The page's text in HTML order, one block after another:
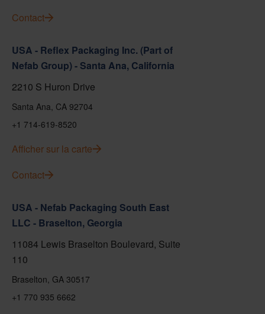
Contact
USA - Reflex Packaging Inc. (Part of
Nefab Group) - Santa Ana, California
2210 S Huron Drive
Santa Ana, CA 92704
+1 714-619-8520
Afficher sur la carte
Contact
USA - Nefab Packaging South East
LLC - Braselton, Georgia
11084 Lewis Braselton Boulevard, Suite
110
Braselton, GA 30517
+1 770 935 6662